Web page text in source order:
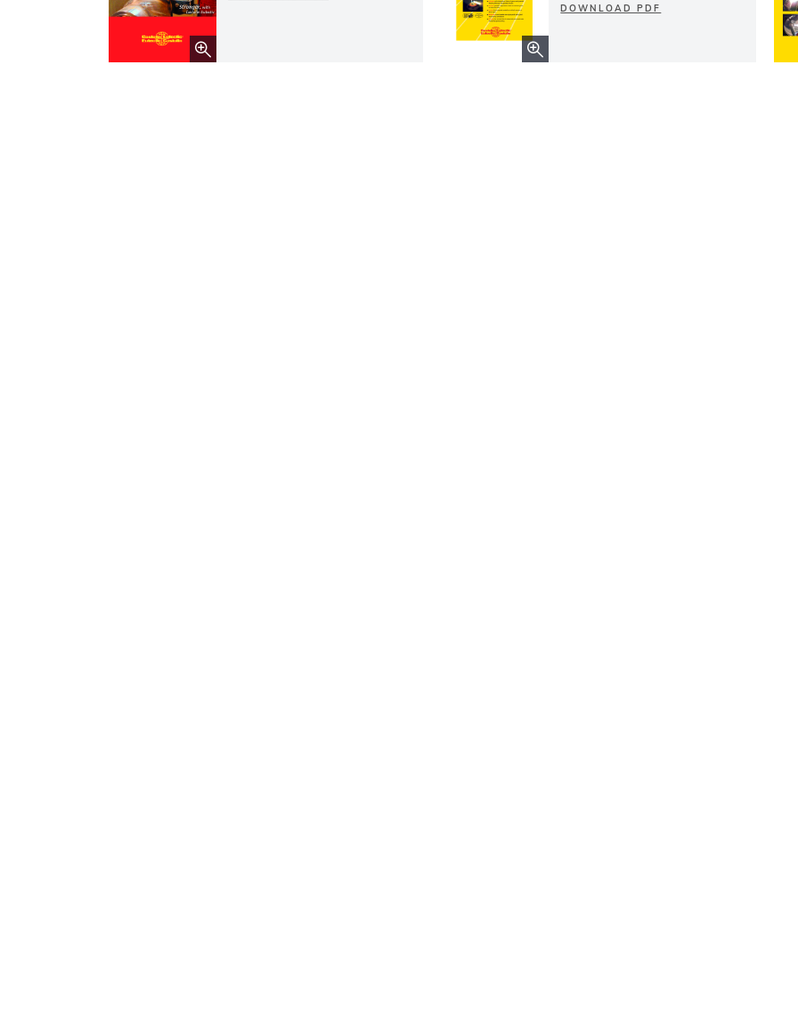
DOWNLOAD PDF